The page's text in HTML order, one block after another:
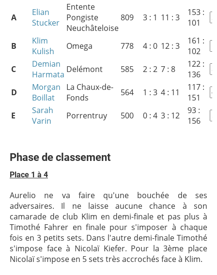
A
Elian
Stucker
Entente
Pongiste
Neuchâteloise
809 3 : 1 11 : 3
153 :
101
B
Klim
Kulish
Omega 778 4 : 0 12 : 3
161 :
102
C
Demian
Harmata Delémont 585 2 : 2 7 : 8
122 :
136
D
Morgan
Boillat
La Chaux-de-
Fonds
564 1 : 3 4 : 11
117 :
151
E
Sarah
Varin
Porrentruy 500 0 : 4 3 : 12
93 :
156
Phase de classement
Place 1 à 4
Aurelio ne va faire qu'une bouchée de ses
adversaires. Il ne laisse aucune chance à son
camarade de club Klim en demi-finale et pas plus à
Timothé Fahrer en finale pour s'imposer à chaque
fois en 3 petits sets. Dans l'autre demi-finale Timothé
s'impose face à Nicolaï Kiefer. Pour la 3ème place
Nicolaï s'impose en 5 sets très accrochés face à Klim.